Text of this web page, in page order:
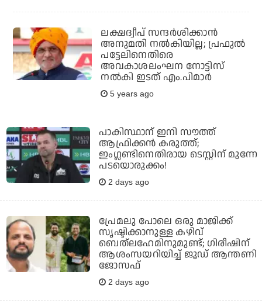
ലക്ഷദ്വീപ് സന്ദര്‍ശിക്കാന്‍
അനുമതി നല്‍കിയില്ല; പ്രഫുല്‍
പട്ടേലിനെതിരെ
അവകാശലംഘന നോട്ടിസ്
നല്‍കി ഇടത് എം.പിമാര്‍
5 years ago
പാകിസ്ഥാന് ഇനി സൗത്ത്
ആഫ്രിക്കന്‍ കരുത്ത്;
ഇംഗ്ലണ്ടിനെതിരായ ടെസ്റ്റിന് മുന്നേ
പടയൊരുക്കം!
2 days ago
പ്രേമലു പോലെ ഒരു മാജിക്ക്
സൃഷ്ടിക്കാനുള്ള കഴിവ്
ബെത്‌ലഹേമിനുമുണ്ട്; ഗിരീഷിന്
ആശംസയറിയിച്ച് ജൂഡ് ആന്തണി
ജോസഫ്
2 days ago